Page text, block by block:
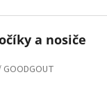
a nosiče
GOODGOUT